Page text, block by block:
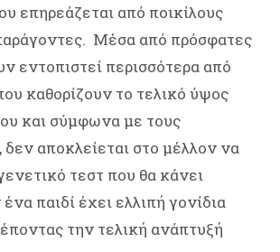
επηρεάζεται από ποικίλους
Μέσα από πρόσφατες
εντοπιστεί περισσότερα από
καθορίζουν το τελικό ύψος
και σύμφωνα με τους
δεν αποκλείεται στο μέλλον να
τεστ που θα κάνει
παιδί έχει ελλιπή γονίδια
την τελική ανάπτυξή